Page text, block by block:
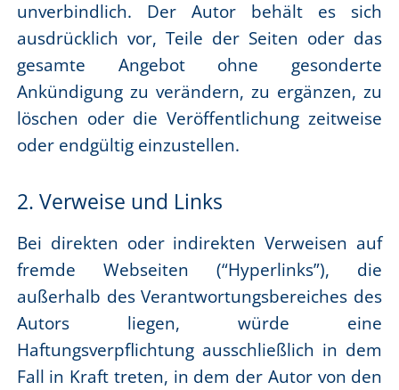
unverbindlich. Der Autor behält es sich
ausdrücklich vor, Teile der Seiten oder das
gesamte Angebot ohne gesonderte
Ankündigung zu verändern, zu ergänzen, zu
löschen oder die Veröffentlichung zeitweise
oder endgültig einzustellen.
2. Verweise und Links
Bei direkten oder indirekten Verweisen auf
fremde Webseiten (“Hyperlinks”), die
außerhalb des Verantwortungsbereiches des
Autors liegen, würde eine
Haftungsverpflichtung ausschließlich in dem
Fall in Kraft treten, in dem der Autor von den